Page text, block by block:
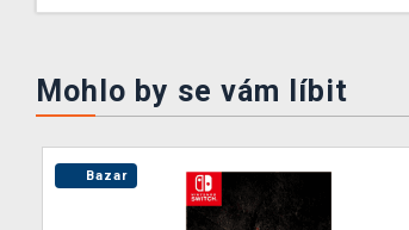
Mohlo by se vám líbit
Bazar